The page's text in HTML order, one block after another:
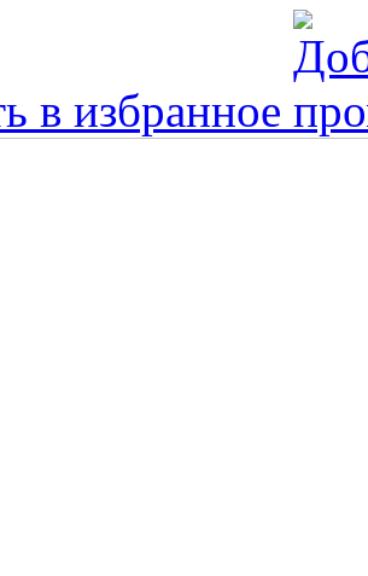
в избранное